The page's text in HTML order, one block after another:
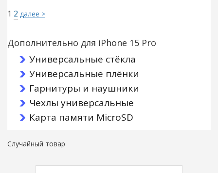
1 2 далее >
Дополнительно для iPhone 15 Pro
Универсальные стёкла
Универсальные плёнки
Гарнитуры и наушники
Чехлы универсальные
Карта памяти MicroSD
Случайный товар